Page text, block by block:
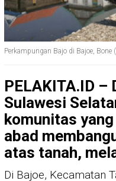
Perkampungan Bajo di Bajoe, Bone
PELAKITA.ID –
Sulawesi
komunitas
abad
atas tanah,
Di Bajoe, Kecamatan